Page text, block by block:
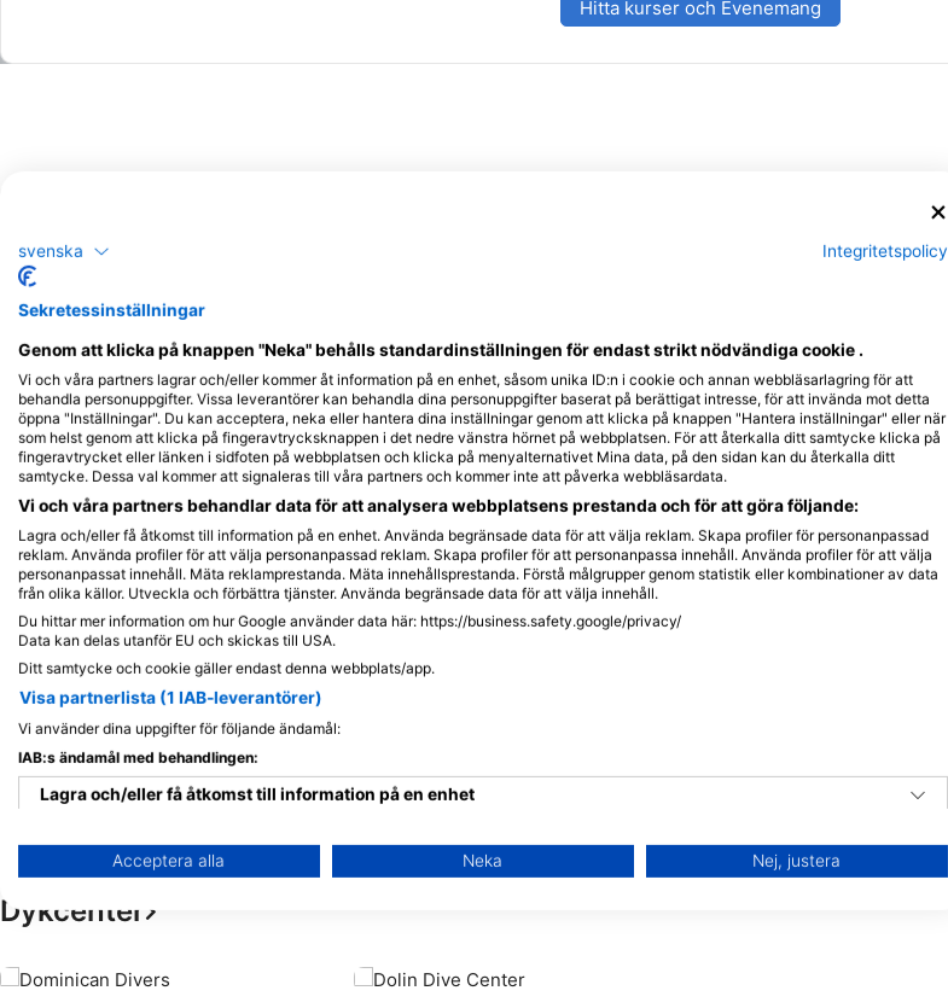
Hitta kurser och Evenemang
Typ av dykaktivitet (ft, °F)
Dykcenter
svenska Integritetspolicy
Sekretessinställningar
Genom att klicka på knappen "Neka" behålls standardinställningen för endast strikt nödvändiga cookie .
Vi och våra partners lagrar och/eller kommer åt information på en enhet, såsom unika ID:n i cookie och annan webbläsarlagring för att
behandla personuppgifter. Vissa leverantörer kan behandla dina personuppgifter baserat på berättigat intresse, för att invända mot detta
öppna "Inställningar". Du kan acceptera, neka eller hantera dina inställningar genom att klicka på knappen "Hantera inställningar" eller när
som helst genom att klicka på fingeravtrycksknappen i det nedre vänstra hörnet på webbplatsen. För att återkalla ditt samtycke klicka på
fingeravtrycket eller länken i sidfoten på webbplatsen och klicka på menyalternativet Mina data, på den sidan kan du återkalla ditt
samtycke. Dessa val kommer att signaleras till våra partners och kommer inte att påverka webbläsardata.
Vi och våra partners behandlar data för att analysera webbplatsens prestanda och för att göra följande:
Lagra och/eller få åtkomst till information på en enhet. Använda begränsade data för att välja reklam. Skapa profiler för personanpassad
reklam. Använda profiler för att välja personanpassad reklam. Skapa profiler för att personanpassa innehåll. Använda profiler för att välja
personanpassat innehåll. Mäta reklamprestanda. Mäta innehållsprestanda. Förstå målgrupper genom statistik eller kombinationer av data
från olika källor. Utveckla och förbättra tjänster. Använda begränsade data för att välja innehåll.
Du hittar mer information om hur Google använder data här: https://business.safety.google/privacy/
Data kan delas utanför EU och skickas till USA.
Ditt samtycke och cookie gäller endast denna webbplats/app.
Visa partnerlista (1 IAB-leverantörer)
Vi använder dina uppgifter för följande ändamål:
IAB:s ändamål med behandlingen:
Lagra och/eller få åtkomst till information på en enhet
Använda begränsade data för att välja reklam
Skapa profiler för att personaliserad innehåll
Acceptera alla Neka Nej, justera